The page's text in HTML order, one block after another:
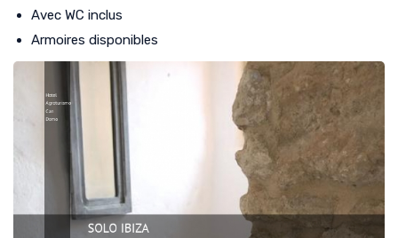
Avec WC inclus
Armoires disponibles